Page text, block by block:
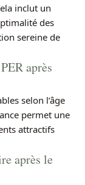
inclut un
des
sereine de
après
selon l’âge
permet une
attractifs
après le